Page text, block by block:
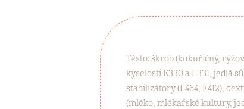
Těsto: škrob (kukuřičný,
kyselosti E330 a E331, jedlá
stabilizátory (E464, E412),
(mléko, mlékařské kultury,